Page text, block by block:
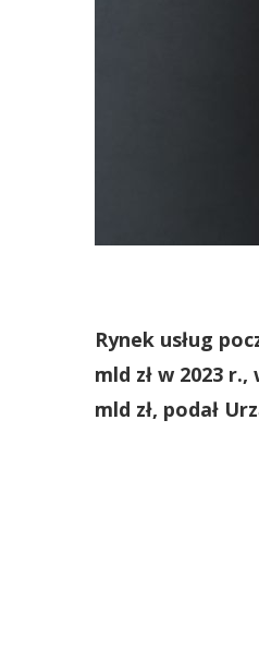
Rynek usług
mld zł w 2023
mld zł, podał